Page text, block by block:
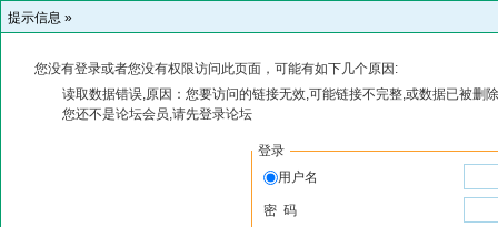
提示信息 »
您没有登录或者您没有权限访问此页面，可能有如下几个原因:
读取数据错误,原因：您要访问的链接无效,可能链接不完整,或数据已被删
您还不是论坛会员,请先登录论坛
登录
用户名
密 码